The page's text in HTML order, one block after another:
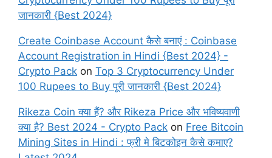
जानकारी {Best 2024}
Create Coinbase Account कैसे बनाएं : Coinbase
Account Registration in Hindi {Best 2024} -
Crypto Pack on Top 3 Cryptocurrency Under
100 Rupees to Buy पूरी जानकारी {Best 2024}
Rikeza Coin क्या हैं? और Rikeza Price और भविष्यवाणी
क्या है? Best 2024 - Crypto Pack on Free Bitcoin
Mining Sites in Hindi : फ्री मे बिटकोइन कैसे कमाए?